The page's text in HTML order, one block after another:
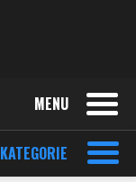
MENU
KATEGORIE